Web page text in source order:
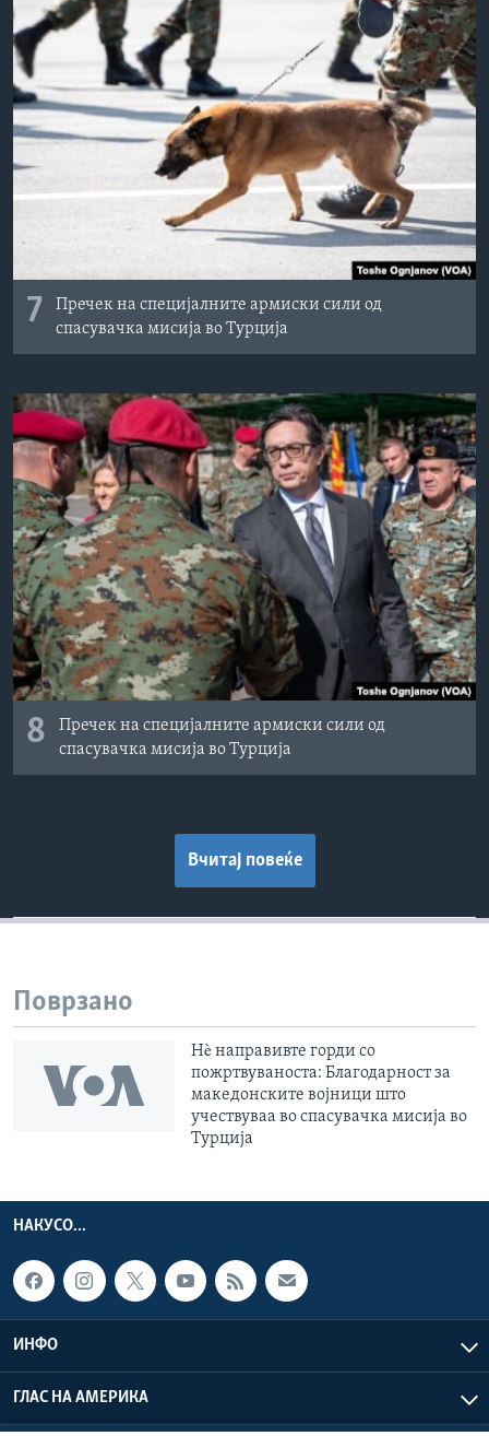
7
Пречек на специјалните армиски сили од
спасувачка мисија во Турција
8
Пречек на специјалните армиски сили од
спасувачка мисија во Турција
Вчитај повеќе
Поврзано
Нè направивте горди со
пожртвуваноста: Благодарност за
македонските војници што
учествуваа во спасувачка мисија во
Турција
НАКУСО...
ИНФО
ГЛАС НА АМЕРИКА